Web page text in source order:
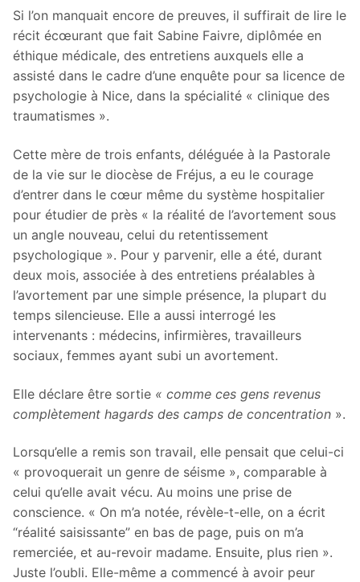
Si l’on manquait encore de preuves, il suffirait de lire le
récit écœurant que fait Sabine Faivre, diplômée en
éthique médicale, des entretiens auxquels elle a
assisté dans le cadre d’une enquête pour sa licence de
psychologie à Nice, dans la spécialité « clinique des
traumatismes ».
Cette mère de trois enfants, déléguée à la Pastorale
de la vie sur le diocèse de Fréjus, a eu le courage
d’entrer dans le cœur même du système hospitalier
pour étudier de près « la réalité de l’avortement sous
un angle nouveau, celui du retentissement
psychologique ». Pour y parvenir, elle a été, durant
deux mois, associée à des entretiens préalables à
l’avortement par une simple présence, la plupart du
temps silencieuse. Elle a aussi interrogé les
intervenants : médecins, infirmières, travailleurs
sociaux, femmes ayant subi un avortement.
Elle déclare être sortie « comme ces gens revenus
complètement hagards des camps de concentration ».
Lorsqu’elle a remis son travail, elle pensait que celui-ci
« provoquerait un genre de séisme », comparable à
celui qu’elle avait vécu. Au moins une prise de
conscience. « On m’a notée, révèle-t-elle, on a écrit
“réalité saisissante” en bas de page, puis on m’a
remerciée, et au-revoir madame. Ensuite, plus rien ».
Juste l’oubli. Elle-même a commencé à avoir peur